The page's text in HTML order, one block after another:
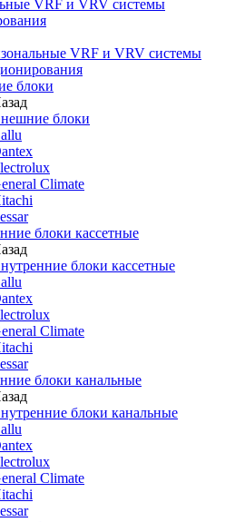
VRF и VRV системы
VRF и VRV системы
блоки
блоки
Climate
блоки кассетные
блоки кассетные
Climate
блоки канальные
блоки канальные
Climate